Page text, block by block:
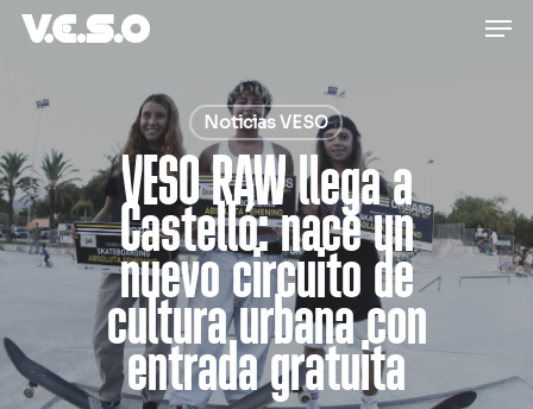
Skip
content
Noticias VESO
VESO RAW llega a
Castelló: nace un
nuevo circuito de
cultura urbana con
entrada gratuita